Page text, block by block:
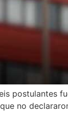
postulantes
no